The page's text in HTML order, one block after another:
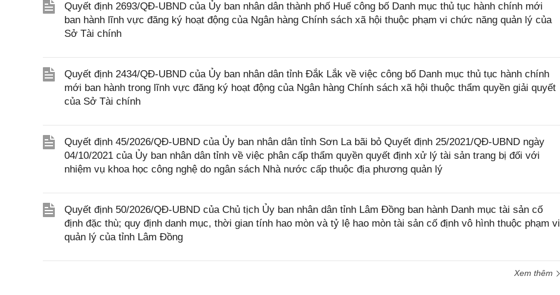
Quyết định 2693/QĐ-UBND của Ủy ban nhân dân thành phố Huế công bố Danh mục thủ tục hành chính mới
ban hành lĩnh vực đăng ký hoạt động của Ngân hàng Chính sách xã hội thuộc phạm vi chức năng quản lý của
Sở Tài chính
Quyết định 2434/QĐ-UBND của Ủy ban nhân dân tỉnh Đắk Lắk về việc công bố Danh mục thủ tục hành chính
mới ban hành trong lĩnh vực đăng ký hoạt động của Ngân hàng Chính sách xã hội thuộc thẩm quyền giải quyết
của Sở Tài chính
Quyết định 45/2026/QĐ-UBND của Ủy ban nhân dân tỉnh Sơn La bãi bỏ Quyết định 25/2021/QĐ-UBND ngày
04/10/2021 của Ủy ban nhân dân tỉnh về việc phân cấp thẩm quyền quyết định xử lý tài sản trang bị đối với
nhiệm vụ khoa học công nghệ do ngân sách Nhà nước cấp thuộc địa phương quản lý
Quyết định 50/2026/QĐ-UBND của Chủ tịch Ủy ban nhân dân tỉnh Lâm Đồng ban hành Danh mục tài sản cố
định đặc thù; quy định danh mục, thời gian tính hao mòn và tỷ lệ hao mòn tài sản cố định vô hình thuộc phạm vi
quản lý của tỉnh Lâm Đồng
Xem thêm